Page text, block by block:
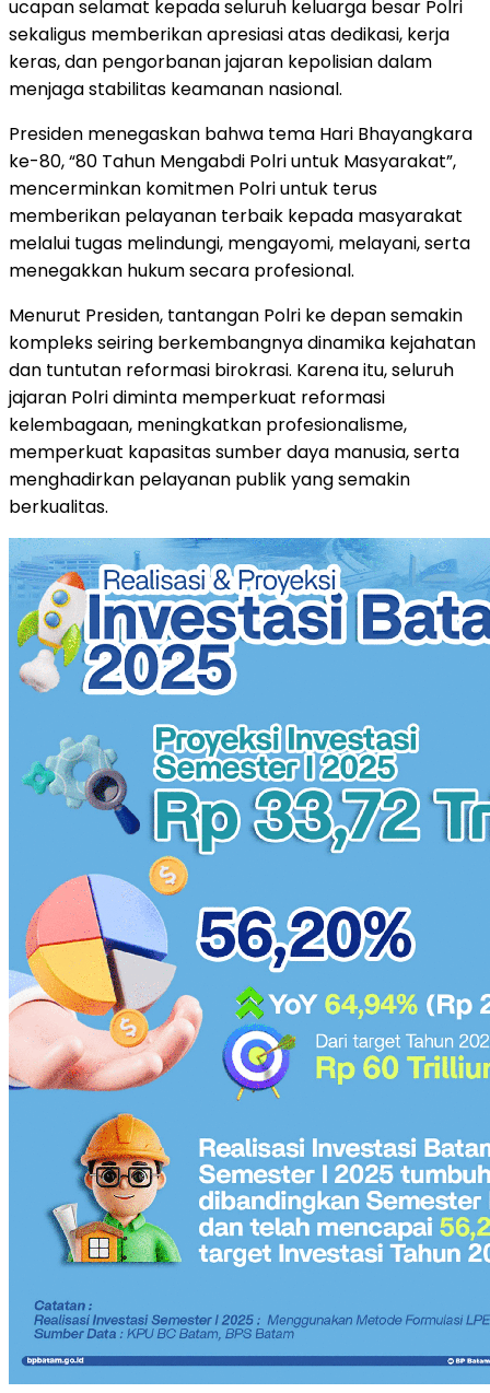
ucapan selamat kepada seluruh keluarga besar Polri
sekaligus memberikan apresiasi atas dedikasi, kerja
keras, dan pengorbanan jajaran kepolisian dalam
menjaga stabilitas keamanan nasional.
Presiden menegaskan bahwa tema Hari Bhayangkara
ke-80, “80 Tahun Mengabdi Polri untuk Masyarakat”,
mencerminkan komitmen Polri untuk terus
memberikan pelayanan terbaik kepada masyarakat
melalui tugas melindungi, mengayomi, melayani, serta
menegakkan hukum secara profesional.
Menurut Presiden, tantangan Polri ke depan semakin
kompleks seiring berkembangnya dinamika kejahatan
dan tuntutan reformasi birokrasi. Karena itu, seluruh
jajaran Polri diminta memperkuat reformasi
kelembagaan, meningkatkan profesionalisme,
memperkuat kapasitas sumber daya manusia, serta
menghadirkan pelayanan publik yang semakin
berkualitas.